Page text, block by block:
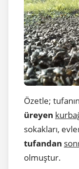
Özetle;
üreyen
sokakları,
tufandan
olmuştur.